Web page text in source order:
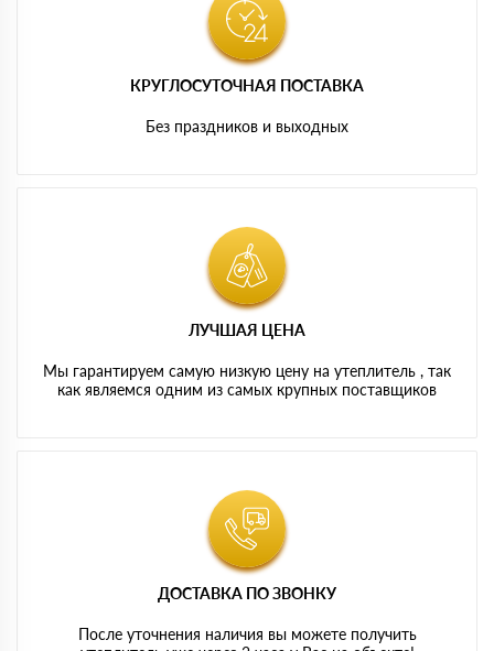
КРУГЛОСУТОЧНАЯ ПОСТАВКА
Без праздников и выходных
ЛУЧШАЯ ЦЕНА
Мы гарантируем самую низкую цену на утеплитель , так
как являемся одним из самых крупных поставщиков
ДОСТАВКА ПО ЗВОНКУ
После уточнения наличия вы можете получить